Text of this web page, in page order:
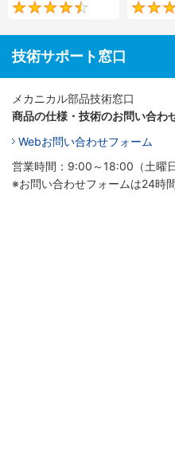
技術サポート窓口
メカニカル部品技術窓口
商品の仕様・技術のお問い合わ
Webお問い合わせフォーム
営業時間：9:00～18:00（土曜
※お問い合わせフォームは24時